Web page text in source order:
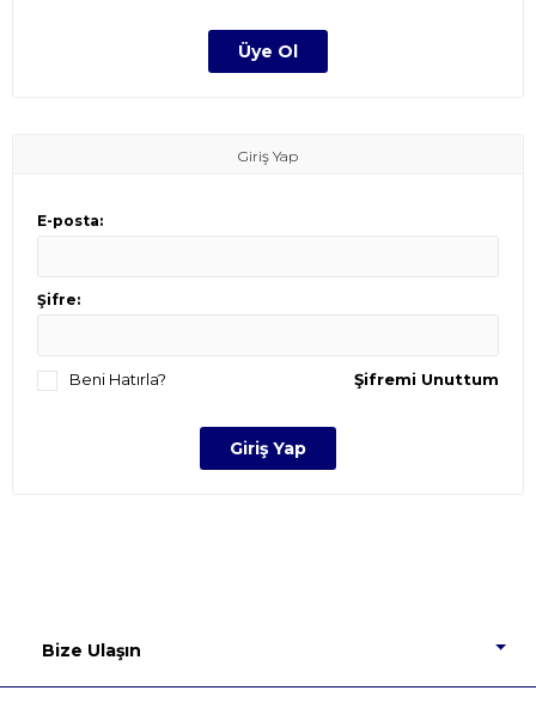
Giriş Yap
E-posta:
Şifre:
Şifremi Unuttum
Beni Hatırla?
Bize Ulaşın